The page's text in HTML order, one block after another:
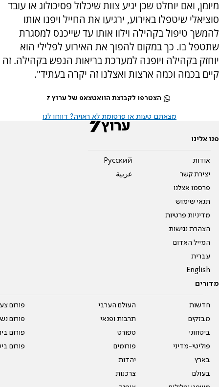
מיומן, ואם יוחלט שכן יגיע צוות שיכלול פסיכולוג או עובד
סוציאלי שיטפלו באירוע, ירגיעו את החייל ויפנו אותו
להמשך טיפול בקהילה וילוו אותו עד שייכנס למסגרת
שתטפל בו. כך במקום להפוך את האירוע לפלילי הוא
יוחזק בקהילה ויופנה למערכת בריאות הנפש בקהילה. זה
קיים בכמה וכמה ארצות ואצלנו זה יקרה בעתיד".
הצטרפו לקבוצת הוואטצאפ של ערוץ 7
מצאתם טעות או פרסומת לא ראויה? דווחו לנו
פנו אלינו
אודות
יצירת קשר
פרסמו אצלנו
תנאי שימוש
מדיניות פרטיות
הצהרת נגישות
המייל האדום
עברית
English
Pусский
عربية
מדורים
חדשות
מבזקים
ביטחוני
פוליטי-מדיני
בארץ
בעולם
העולם הערבי
תרבות ופנאי
ספורט
פורומים
יהדות
צרכנות
פורום
פורום
פורום
פורום